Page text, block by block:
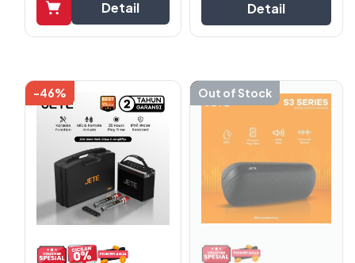
Detail Detail
-46% -44%
Out of Stock